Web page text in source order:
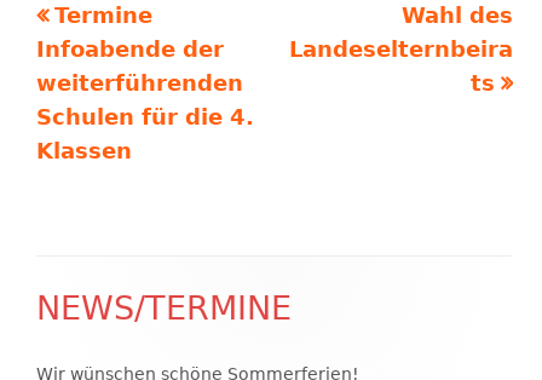
Beitragsnavigation
Vorheriger
Beitrag:
Termine
Infoabende der
weiterführenden
Schulen für die 4.
Klassen
Nächster
Beitrag
Wahl des
Landeselternbeira
ts
Haupt-
Seitenleiste
NEWS/TERMINE
Wir wünschen schöne Sommerferien!